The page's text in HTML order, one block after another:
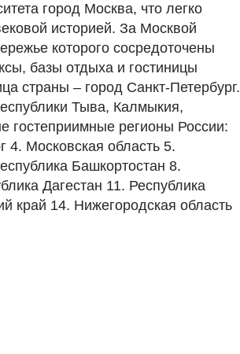
город Москва, что легко
историей. За Москвой
которого сосредоточены
базы отдыха и гостиницы
страны – город Санкт-Петербург.
Тыва, Калмыкия,
гостеприимные регионы России:
4. Московская область 5.
Башкортостан 8.
Дагестан 11. Республика
край 14. Нижегородская область